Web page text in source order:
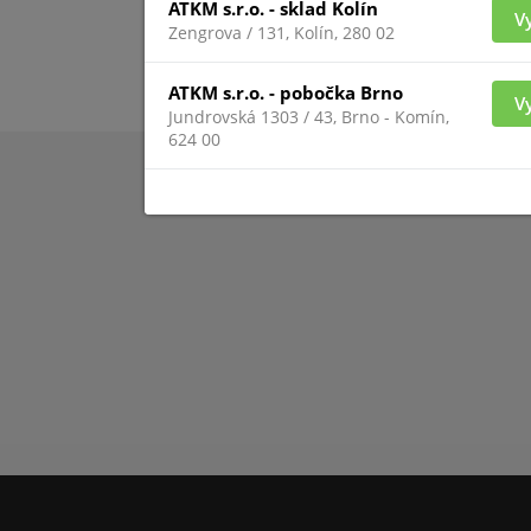
ATKM s.r.o. - sklad Kolín
Zengrova / 131, Kolín, 280 02
ATKM s.r.o. - pobočka Brno
Jundrovská 1303 / 43, Brno - Komín,
624 00